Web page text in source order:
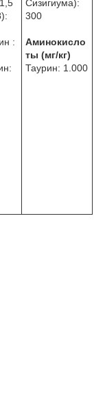
:
Сизигиума):
300
Аминокисло
ты (мг/кг)
Таурин: 1.000